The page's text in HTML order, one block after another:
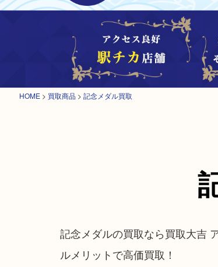
HOME > 買取商品 > 記念メダル買取
記念メダルの買取なら買取大吉
ルメリットで高価買取！